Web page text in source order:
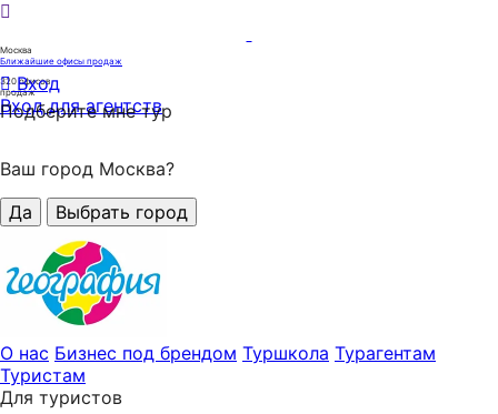
Москва
Ближайшие офисы продаж
320офисов
продаж
Вход
Вход для агентств
Подберите мне тур
Ваш город Москва?
Да
Выбрать город
О нас Бизнес под брендом Туршкола Турагентам
Туристам
Для туристов